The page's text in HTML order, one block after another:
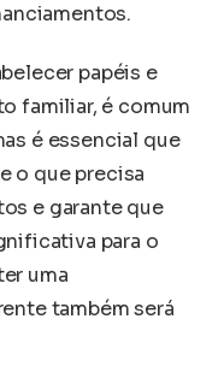
papéis e
familiar, é comum
é essencial que
o que precisa
e garante que
para o
uma
também será